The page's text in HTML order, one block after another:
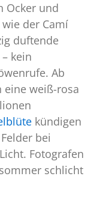
Ocker und
der Camí
duftende
kein
Ab
eine weiß-rosa
kündigen
bei
Fotografen
schlicht